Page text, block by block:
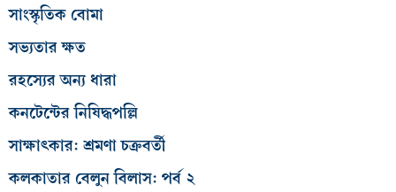
সাংস্কৃতিক বোমা
সভ্যতার ক্ষত
রহস্যের অন্য ধারা
কনটেন্টের নিষিদ্ধপল্লি
সাক্ষাৎকার: শ্রমণা চক্রবর্তী
কলকাতার বেলুন বিলাস: পর্ব ২